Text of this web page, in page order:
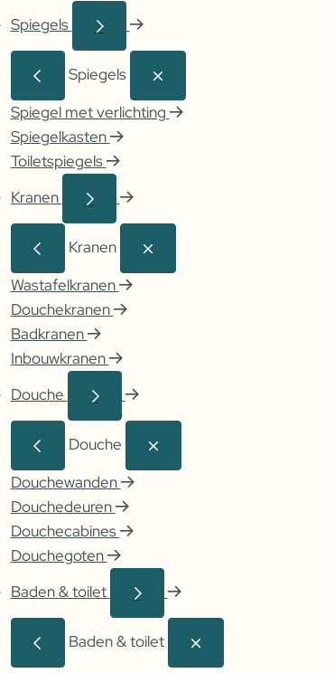
Spiegels
Spiegels
Spiegel met verlichting
Spiegelkasten
Toiletspiegels
Kranen
Kranen
Wastafelkranen
Douchekranen
Badkranen
Inbouwkranen
Douche
Douche
Douchewanden
Douchedeuren
Douchecabines
Douchegoten
Baden & toilet
Baden & toilet